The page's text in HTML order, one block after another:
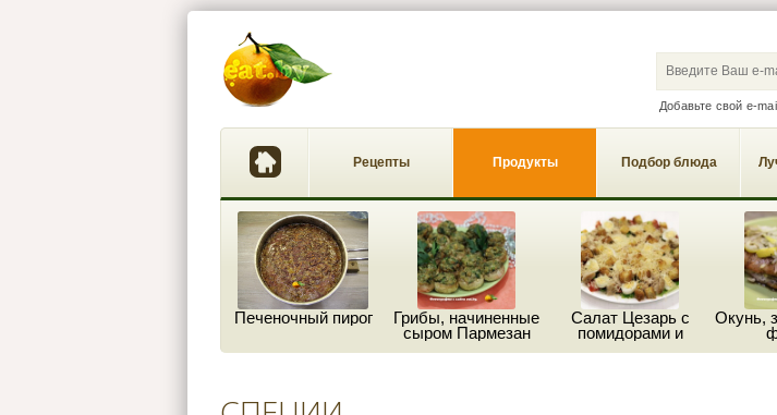
Добавьте свой e-
Рецепты Продукты Подбор блюда
Печеночный пирог
Грибы, начиненные
сыром Пармезан
Салат Цезарь с
помидорами и
Окунь,